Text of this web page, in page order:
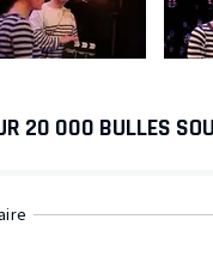
20 000 BULLES